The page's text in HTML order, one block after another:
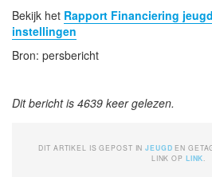
Bekijk het Rapport Financiering
instellingen
Bron: persbericht
Dit bericht is 4639 keer gelezen.
DIT ARTIKEL IS GEPOST INJEUGD EN
LINK OP LINK